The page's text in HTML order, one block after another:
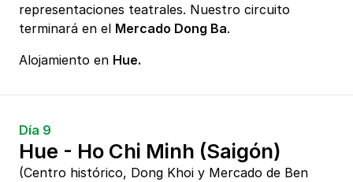
representaciones teatrales. Nuestro circuito
terminará en el Mercado Dong Ba.
Alojamiento en Hue.
Día 9
Hue - Ho Chi Minh (Saigón)
(Centro histórico, Dong Khoi y Mercado de Ben